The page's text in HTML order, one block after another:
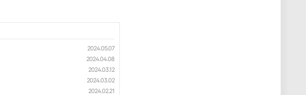
2024.05.07
2024.04.08
2024.03.12
2024.03.02
2024.02.21